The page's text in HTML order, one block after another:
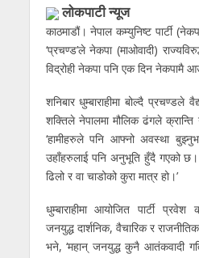
लाेकपाटी न्यूज
काठमाडौं। नेपाल कम्युनिष्ट पार्टी
‘प्रचण्ड’ले नेकपा (माओवादी)
विद्रोही नेकपा पनि एक दिन नेकपामै
शनिबार धुम्बाराहीमा बोल्दै प्रचण्डले
शक्तिले नेपालमा मौलिक ढंगले
‘हामीहरुले पनि आफ्नो अवस्था
उहाँहरुलाई पनि अनुभूति हुँदै गएको
ढिलो र वा चाडोको कुरा मात्र हो।’
धुम्बाराहीमा आयोजित पार्टी
जनयुद्ध दार्शनिक, वैचारिक र
भने, ‘महान् जनयुद्ध कुनै आतंकवादी